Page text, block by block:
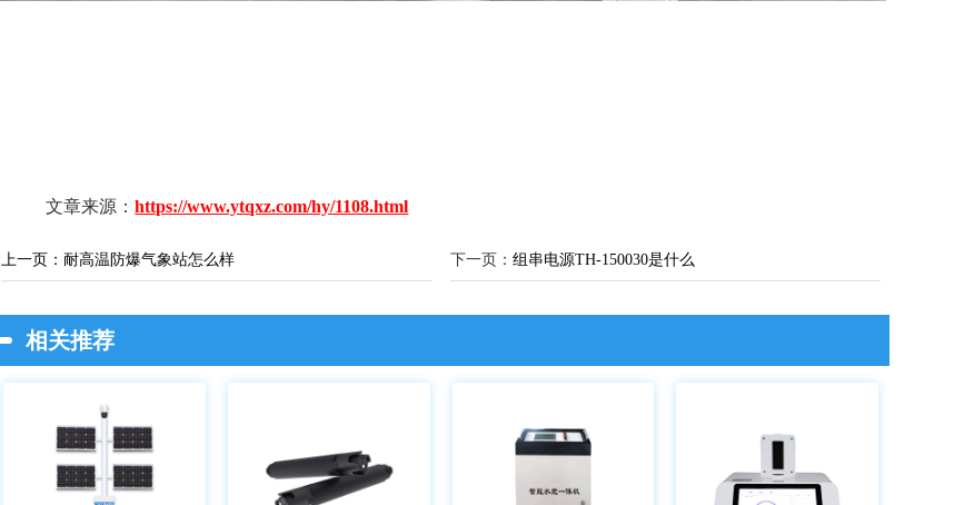
文章来源：https://www.ytqxz.com/hy/1108.html
上一页： 耐高温防爆气象站怎么样 下一页： 组串电源TH-150030是什么
相关推荐